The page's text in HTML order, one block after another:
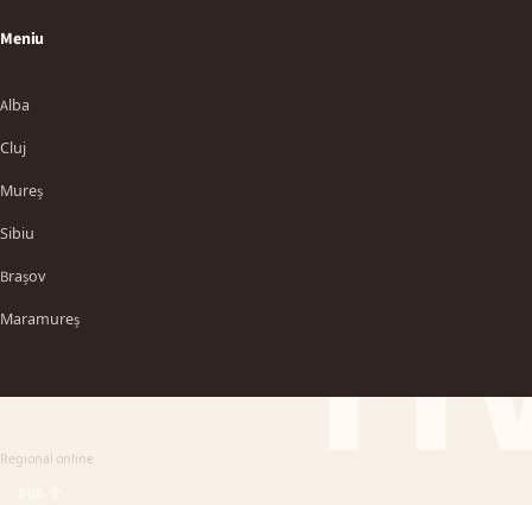
Meniu
Alba
Cluj
Mureș
Sibiu
Brașov
Maramureș
Regional online